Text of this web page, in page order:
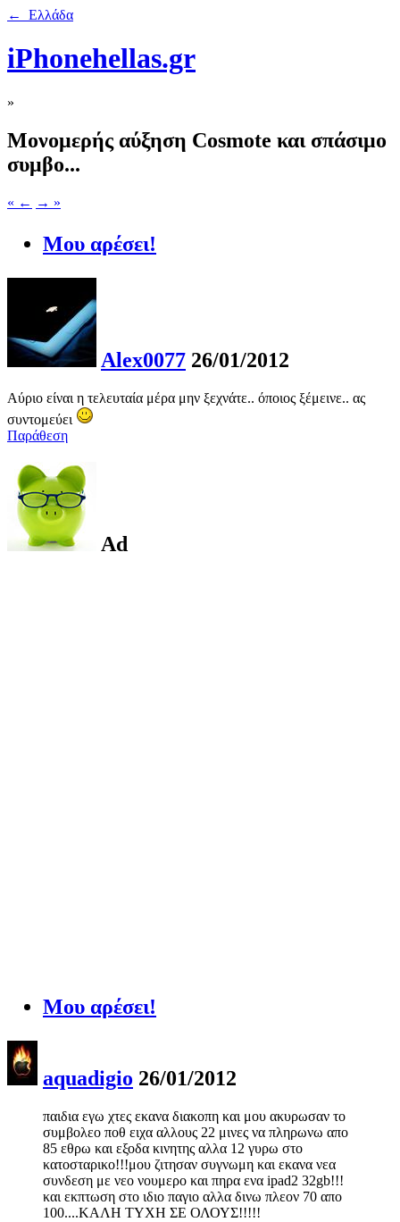
← Ελλάδα
iPhonehellas.gr
»
Μονομερής αύξηση Cosmote και σπάσιμο
συμβο...
« ← → »
Μου αρέσει!
Alex0077 26/01/2012
Αύριο είναι η τελευταία μέρα μην ξεχνάτε.. όποιος ξέμεινε.. ας
συντομεύει
Παράθεση
Ad
Μου αρέσει!
aquadigio 26/01/2012
παιδια εγω χτες εκανα διακοπη και μου ακυρωσαν το
συμβολεο ποθ ειχα αλλους 22 μινες να πληρωνω απο
85 εθρω και εξοδα κινητης αλλα 12 γυρω στο
κατοσταρικο!!!μου ζιτησαν συγνωμη και εκανα νεα
συνδεση με νεο νουμερο και πηρα ενα ipad2 32gb!!!
και εκπτωση στο ιδιο παγιο αλλα δινω πλεον 70 απο
100....ΚΑΛΗ ΤΥΧΗ ΣΕ ΟΛΟΥΣ!!!!!